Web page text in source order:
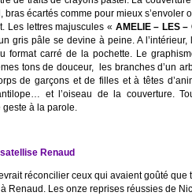
bras écartés comme pour mieux
Les lettres majuscules « AMELIE – LES –
gris pâle se devine à peine. A l’intérieur,
format carré de la pochette. Le
tons de douceur, les branches d’un
de garçons et de filles et à têtes
et l’oiseau de la couverture.
à la parole.
Renaud
réconcilier ceux qui avaient goûté que
Renaud. Les onze reprises réussies de